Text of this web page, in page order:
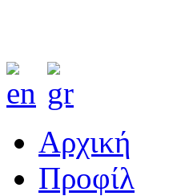
Αρχική
Προφίλ